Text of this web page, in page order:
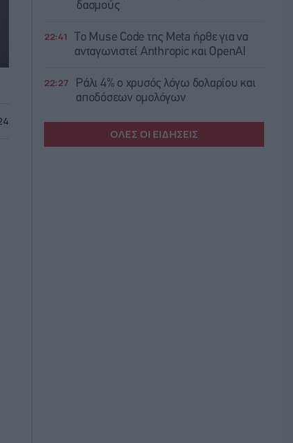
δασμούς
22:41
Το Muse Code της Meta ήρθε για να
ανταγωνιστεί Anthropic και OpenAI
22:27
Ράλι 4% ο χρυσός λόγω δολαρίου και
αποδόσεων ομολόγων
ΟΛΕΣ ΟΙ ΕΙΔΗΣΕΙΣ